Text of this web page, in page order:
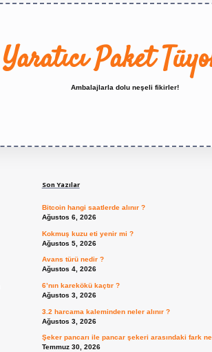
Yaratıcı Paket
Ambalajlarla dolu neşeli fikirler!
Son Yazılar
Bitcoin hangi saatlerde alınır ?
Ağustos 6, 2026
Kokmuş kuzu eti yenir mi ?
Ağustos 5, 2026
Avans türü nedir ?
Ağustos 4, 2026
6’nın karekökü kaçtır ?
Ağustos 3, 2026
3.2 harcama kaleminden neler alınır ?
Ağustos 3, 2026
Şeker pancarı ile pancar şekeri arasındaki fark
Temmuz 30, 2026